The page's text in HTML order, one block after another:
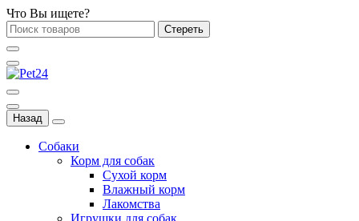
Что Вы ищете?
Стереть
Назад
Собаки
Корм для собак
Сухой корм
Влажный корм
Лакомства
Игрушки для собак